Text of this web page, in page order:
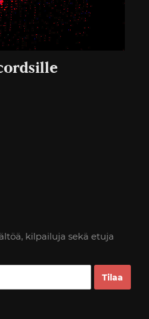
kilpailuja sekä etuja